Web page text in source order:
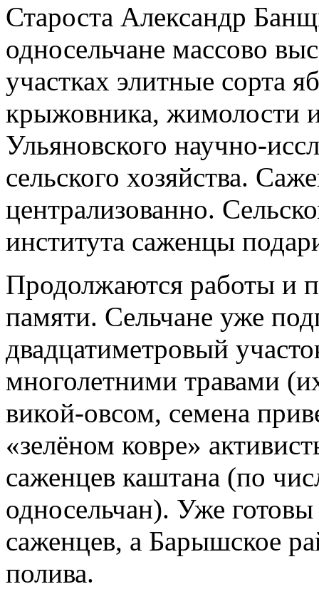
Староста Александр
односельчане массово
участках элитные сорта
крыжовника, жимолости
Ульяновского научно-
сельского хозяйства.
централизованно.
института саженцы
Продолжаются работы и
памяти. Сельчане уже
двадцатиметровый
многолетними травами
викой-овсом, семена
«зелёном ковре»
саженцев каштана (по
односельчан). Уже
саженцев, а Барышское
полива.